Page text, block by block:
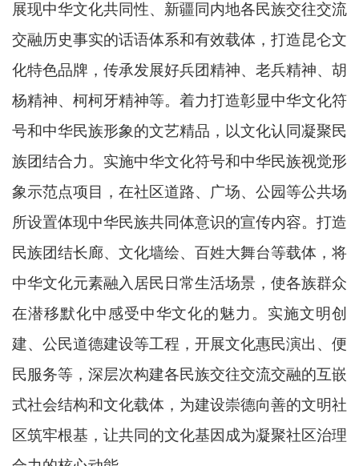
展现中华文化共同性、新疆同内地各民族交往交流
交融历史事实的话语体系和有效载体，打造昆仑文
化特色品牌，传承发展好兵团精神、老兵精神、胡
杨精神、柯柯牙精神等。着力打造彰显中华文化符
号和中华民族形象的文艺精品，以文化认同凝聚民
族团结合力。实施中华文化符号和中华民族视觉形
象示范点项目，在社区道路、广场、公园等公共场
所设置体现中华民族共同体意识的宣传内容。打造
民族团结长廊、文化墙绘、百姓大舞台等载体，将
中华文化元素融入居民日常生活场景，使各族群众
在潜移默化中感受中华文化的魅力。实施文明创
建、公民道德建设等工程，开展文化惠民演出、便
民服务等，深层次构建各民族交往交流交融的互嵌
式社会结构和文化载体，为建设崇德向善的文明社
区筑牢根基，让共同的文化基因成为凝聚社区治理